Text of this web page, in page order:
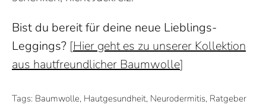
Bist du bereit für deine neue Lieblings-
Leggings? [Hier geht es zu unserer Kollektion
aus hautfreundlicher Baumwolle]
Tags: Baumwolle Hautgesundheit Neurodermitis Ratgeber